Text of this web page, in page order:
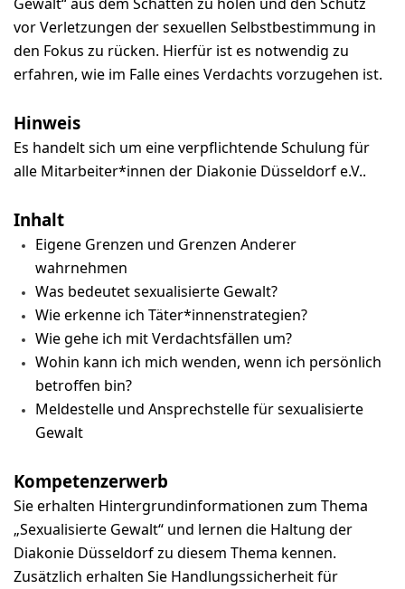
vor Verletzungen der sexuellen Selbstbestimmung in
den Fokus zu rücken. Hierfür ist es notwendig zu
erfahren, wie im Falle eines Verdachts vorzugehen ist.
Hinweis
Es handelt sich um eine verpflichtende Schulung für
alle Mitarbeiter*innen der Diakonie Düsseldorf e.V..
Inhalt
Eigene Grenzen und Grenzen Anderer
wahrnehmen
Was bedeutet sexualisierte Gewalt?
Wie erkenne ich Täter*innenstrategien?
Wie gehe ich mit Verdachtsfällen um?
Wohin kann ich mich wenden, wenn ich persönlich
betroffen bin?
Meldestelle und Ansprechstelle für sexualisierte
Gewalt
Kompetenzerwerb
Sie erhalten Hintergrundinformationen zum Thema
„Sexualisierte Gewalt“ und lernen die Haltung der
Diakonie Düsseldorf zu diesem Thema kennen.
Zusätzlich erhalten Sie Handlungssicherheit für